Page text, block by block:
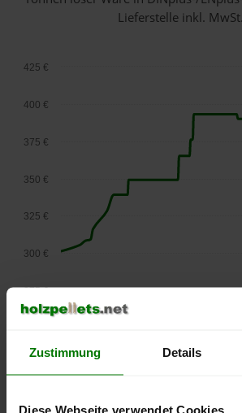
Zustimmung Details
Diese Webseite verwendet Cookies
Lieferstelle inkl.
September
2025
275 €
300 €
325 €
350 €
375 €
400 €
425 €
Die aktuelle Preisentwicklung für